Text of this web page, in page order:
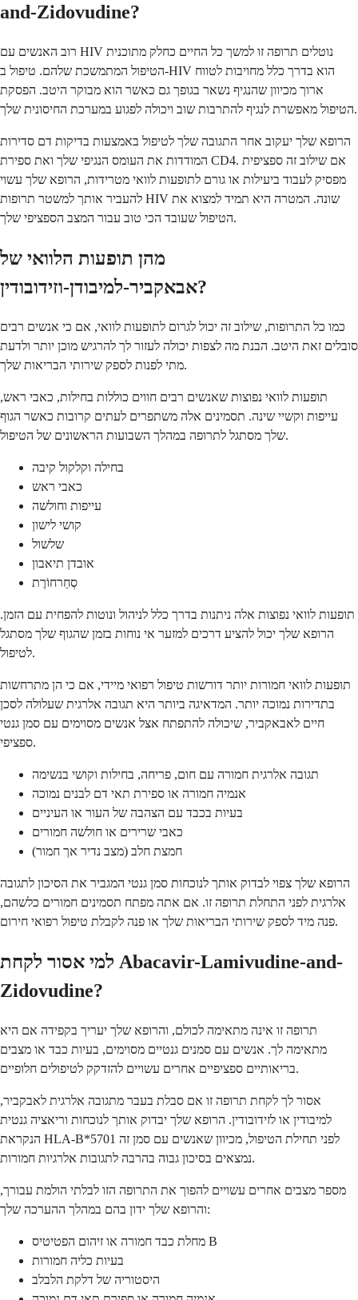
and-Zidovudine?
רוב האנשים עם HIV נוטלים תרופה זו למשך כל החיים כחלק מתוכנית
הטיפול המתמשכת שלהם. טיפול ב-HIV הוא בדרך כלל מחויבות לטווח
ארוך מכיוון שהנגיף נשאר בגופך גם כאשר הוא מבוקר היטב. הפסקת
הטיפול מאפשרת לנגיף להתרבות שוב ויכולה לפגוע במערכת החיסונית שלך.
הרופא שלך יעקוב אחר התגובה שלך לטיפול באמצעות בדיקות דם סדירות
המודדות את העומס הנגיפי שלך ואת ספירת CD4. אם שילוב זה ספציפית
מפסיק לעבוד ביעילות או גורם לתופעות לוואי מטרידות, הרופא שלך עשוי
להעביר אותך למשטר תרופות HIV שונה. המטרה היא תמיד למצוא את
הטיפול שעובד הכי טוב עבור המצב הספציפי שלך.
מהן תופעות הלוואי של
אבאקביר-למיבודן-וזידובודין?
כמו כל התרופות, שילוב זה יכול לגרום לתופעות לוואי, אם כי אנשים רבים
סובלים זאת היטב. הבנת מה לצפות יכולה לעזור לך להרגיש מוכן יותר ולדעת
מתי לפנות לספק שירותי הבריאות שלך.
תופעות לוואי נפוצות שאנשים רבים חווים כוללות בחילות, כאבי ראש,
עייפות וקשיי שינה. תסמינים אלה משתפרים לעתים קרובות כאשר הגוף
שלך מסתגל לתרופה במהלך השבועות הראשונים של הטיפול.
בחילה וקלקול קיבה
כאבי ראש
עייפות וחולשה
קושי לישון
שלשול
אובדן תיאבון
סְחַרחוֹרֶת
תופעות לוואי נפוצות אלה ניתנות בדרך כלל לניהול ונוטות להפחית עם הזמן.
הרופא שלך יכול להציע דרכים למזער אי נוחות בזמן שהגוף שלך מסתגל
לטיפול.
תופעות לוואי חמורות יותר דורשות טיפול רפואי מיידי, אם כי הן מתרחשות
בתדירות נמוכה יותר. המדאיגה ביותר היא תגובה אלרגית שעלולה לסכן
חיים לאבאקביר, שיכולה להתפתח אצל אנשים מסוימים עם סמן גנטי
ספציפי.
תגובה אלרגית חמורה עם חום, פריחה, בחילות וקושי בנשימה
אנמיה חמורה או ספירת תאי דם לבנים נמוכה
בעיות בכבד עם הצהבה של העור או העיניים
כאבי שרירים או חולשה חמורים
חמצת חלב (מצב נדיר אך חמור)
הרופא שלך צפוי לבדוק אותך לנוכחות סמן גנטי המגביר את הסיכון לתגובה
אלרגית לפני התחלת תרופה זו. אם אתה מפתח תסמינים חמורים כלשהם,
פנה מיד לספק שירותי הבריאות שלך או פנה לקבלת טיפול רפואי חירום.
למי אסור לקחת Abacavir-Lamivudine-and-
Zidovudine?
תרופה זו אינה מתאימה לכולם, והרופא שלך יעריך בקפידה אם היא
מתאימה לך. אנשים עם סמנים גנטיים מסוימים, בעיות כבד או מצבים
בריאותיים ספציפיים אחרים עשויים להזדקק לטיפולים חלופיים.
אסור לך לקחת תרופה זו אם סבלת בעבר מתגובה אלרגית לאבקביר,
למיבודין או לזידובודין. הרופא שלך יבדוק אותך לנוכחות וריאציה גנטית
הנקראת HLA-B*5701 לפני תחילת הטיפול, מכיוון שאנשים עם סמן זה
נמצאים בסיכון גבוה בהרבה לתגובות אלרגיות חמורות.
מספר מצבים אחרים עשויים להפוך את התרופה הזו לבלתי הולמת עבורך,
והרופא שלך ידון בהם במהלך ההערכה שלך:
מחלת כבד חמורה או זיהום הפטיטיס B
בעיות כליה חמורות
היסטוריה של דלקת הלבלב